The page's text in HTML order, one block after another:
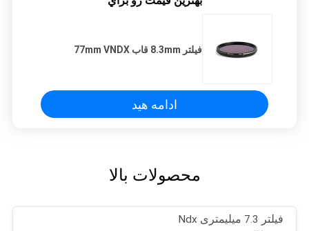
فیلتر 8.3mm قاب 77mm VNDX
ادامه هید
محصولات بالا
فیلتر 7.3 میلیمتری Ndx